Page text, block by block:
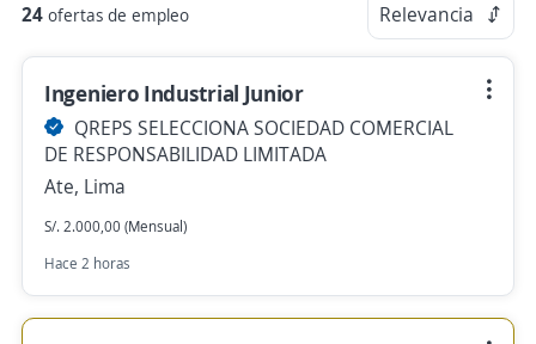
24 ofertas de empleo Relevancia
Ingeniero Industrial Junior
QREPS SELECCIONA SOCIEDAD COMERCIAL
DE RESPONSABILIDAD LIMITADA
Ate, Lima
S/. 2.000,00 (Mensual)
Hace 2 horas